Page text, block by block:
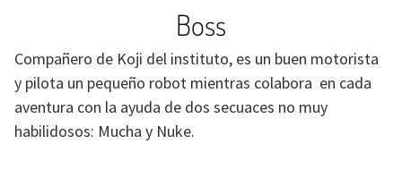
Boss
Compañero de Koji del instituto, es un buen motorista
y pilota un pequeño robot mientras colabora en cada
aventura con la ayuda de dos secuaces no muy
habilidosos: Mucha y Nuke.